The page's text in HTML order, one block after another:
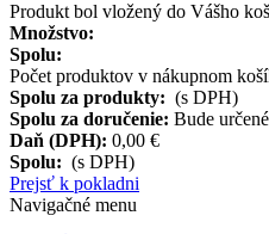
Produkt bol vložený do Vášho
Množstvo:
Spolu:
Počet produktov v nákupnom
Spolu za produkty: (s DPH)
Spolu za doručenie: Bude
Daň (DPH): 0,00 €
Spolu: (s DPH)
Prejsť k pokladni
Navigačné menu